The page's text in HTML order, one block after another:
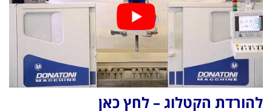
להורדת הקטלוג – לחץ כאן